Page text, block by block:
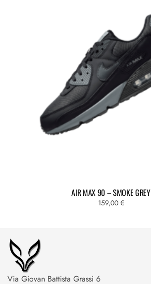
AIR MAX 90 – SMOKE GREY
159,00 €
Via Giovan Battista Grassi 6